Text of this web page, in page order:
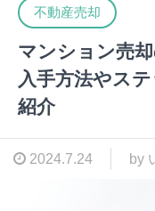
不動産売却
マンション売
入手方法やス
紹介
2024.7.24 by